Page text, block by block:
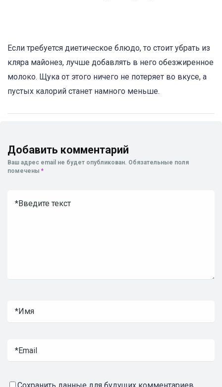
Если требуется диетическое блюдо, то стоит убрать из
кляра майонез, лучше добавлять в него обезжиренное
молоко. Щука от этого ничего не потеряет во вкусе, а
пустых калорий станет намного меньше.
Добавить комментарий
Ваш адрес email не будет опубликован. Обязательные поля
помечены *